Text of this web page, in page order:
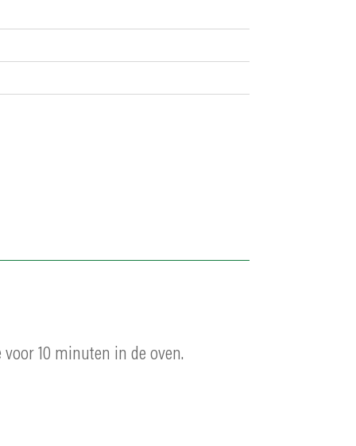
10 minuten in de oven.